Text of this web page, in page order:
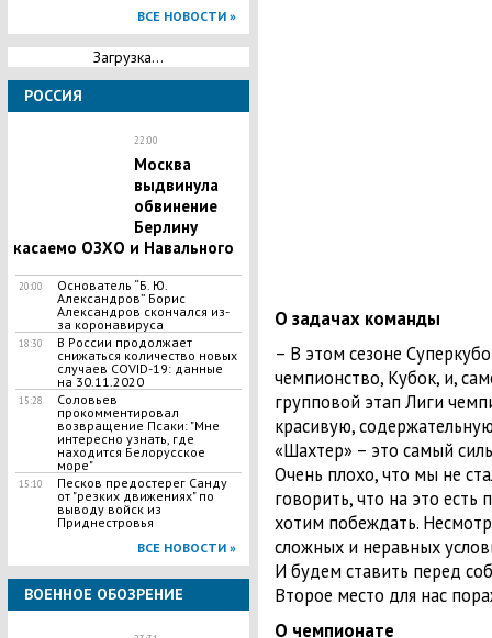
ВСЕ НОВОСТИ »
Загрузка...
РОССИЯ
22:00
​Москва
выдвинула
обвинение
Берлину
касаемо ОЗХО и Навального
20:00
Основатель “Б. Ю.
Александров” Борис
Александров скончался из-
за коронавируса
18:30
​В России продолжает
снижаться количество новых
случаев COVID-19: данные
на 30.11.2020
15:28
​Соловьев
прокомментировал
возвращение Псаки: "Мне
интересно узнать, где
находится Белорусское
море"
15:10
Песков предостерег Санду
от "резких движениях" по
выводу войск из
Приднестровья
ВСЕ НОВОСТИ »
ВОЕННОЕ ОБОЗРЕНИЕ
О задачах команды
– В этом сезоне
чемпионство, Кубок, и,
групповой этап Лиги
красивую,
«Шахтер» – это самый
Очень плохо, что мы не
говорить, что на это
хотим побеждать.
сложных и неравных
И будем ставить перед
Второе место для нас
О чемпионате